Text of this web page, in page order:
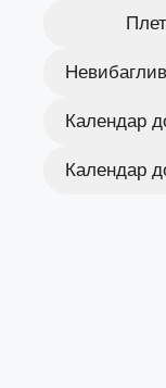
Календар
Календар